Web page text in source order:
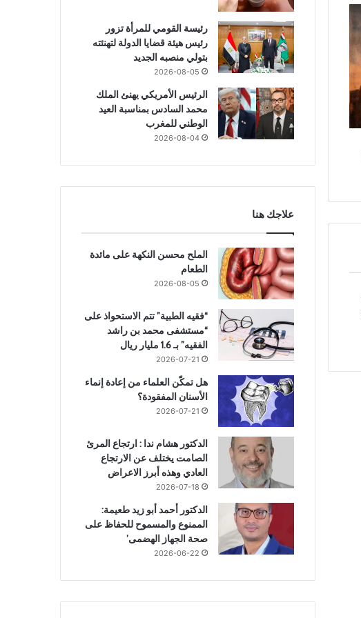
رئيسة القومي للمرأة تزور
رئيس هيئة قضايا الدولة لتهنئته
بتولي منصبه الجديد
2026-08-05
الرئيس الأمريكي يهنئ الملك
محمد السادس بمناسبة العيد
الوطني للمغرب
2026-08-04
علاجك هنا
الملح محسن النكهة على مائدة
الطعام
2026-08-05
“فقيه الطبية” تتم الاستحواذ على
“مستشفى محمد بن راشد
الفقيه” بـ 1.6 مليار ريال
2026-07-21
هل تمكّن العلماء من إعادة إنماء
الأسنان المفقودة؟
2026-07-21
الدكتور هشام ندا : ارتجاع المرئ
الصامت يختلف عن الارتجاع
العادي وهذه أبرز الاعراض
2026-07-18
الدكتور أحمد أبو زيد طعيمة:
الممنوع والمسموح للحفاظ على
صحة الجهاز الهضمى’
2026-06-22